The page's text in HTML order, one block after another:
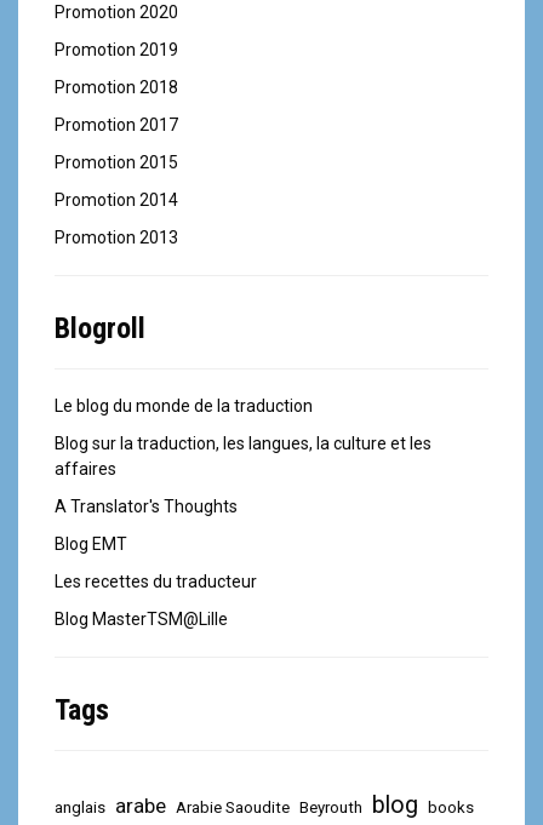
Promotion 2020
Promotion 2019
Promotion 2018
Promotion 2017
Promotion 2015
Promotion 2014
Promotion 2013
Blogroll
Le blog du monde de la traduction
Blog sur la traduction, les langues, la culture et les
affaires
A Translator's Thoughts
Blog EMT
Les recettes du traducteur
Blog MasterTSM@Lille
Tags
anglais arabe Arabie Saoudite Beyrouth blog books